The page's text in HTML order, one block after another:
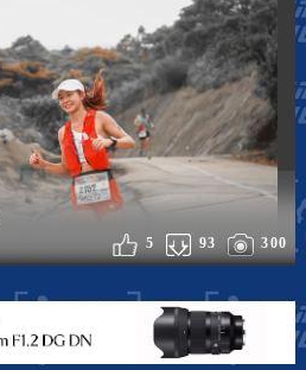
300
93
5